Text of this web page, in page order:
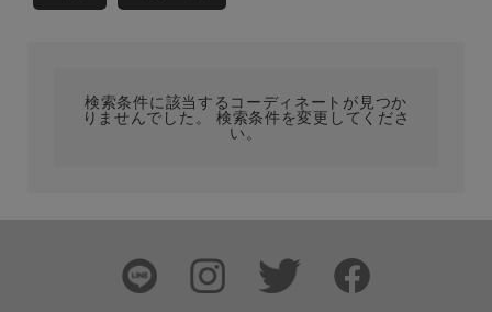
ブランド
検索条件に該当するコーディネートが見つか
りませんでした。 検索条件を変更してくださ
い。